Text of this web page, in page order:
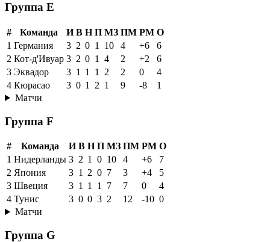
Группа E
# Команда И В Н П МЗ ПМ РМ О
1 Германия 3 2 0 1 10 4 +6
6
2 Кот-д'Ивуар 3 2 0 1 4 2 +2
6
3 Эквадор 3 1 1 1 2 2 0
4
4 Кюрасао 3 0 1 2 1 9 -8
1
Матчи
Группа F
# Команда И В Н П МЗ ПМ РМ О
1 Нидерланды 3 2 1 0 10 4 +6
7
2 Япония 3 1 2 0 7 3 +4
5
3 Швеция 3 1 1 1 7 7 0
4
4 Тунис 3 0 0 3 2 12 -10 0
Матчи
Группа G